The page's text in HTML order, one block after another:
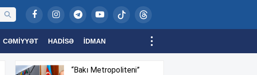
CƏMIYYƏT HADISƏ İDMAN
TV
“Bakı Metropoliteni”